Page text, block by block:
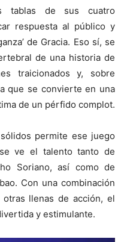
tablas de sus cuatro
respuesta al público y
de Gracia. Eso sí, se
de una historia de
traicionados y, sobre
que se convierte en una
de un pérfido complot.
permite ese juego
ve el talento tanto de
Soriano, así como de
Con una combinación
llenas de acción, el
y estimulante.